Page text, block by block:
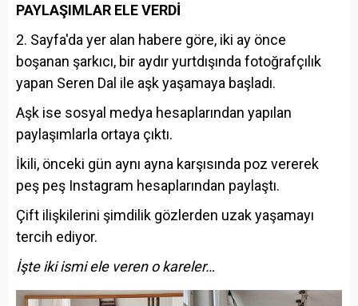
PAYLAŞIMLAR ELE VERDİ
2. Sayfa'da yer alan habere göre, iki ay önce
boşanan şarkıcı, bir aydır yurtdışında fotoğrafçılık
yapan Seren Dal ile aşk yaşamaya başladı.
Aşk ise sosyal medya hesaplarından yapılan
paylaşımlarla ortaya çıktı.
İkili, önceki gün aynı ayna karşısında poz vererek
peş peş Instagram hesaplarından paylaştı.
Çift ilişkilerini şimdilik gözlerden uzak yaşamayı
tercih ediyor.
İşte iki ismi ele veren o kareler…